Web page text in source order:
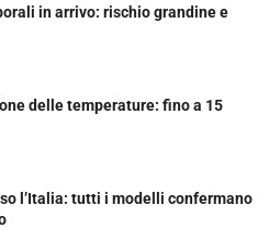
in arrivo: rischio grandine e
delle temperature: fino a 15
l’Italia: tutti i modelli confermano